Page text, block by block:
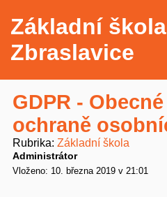
Základní škola
Zbraslavice
GDPR -
ochraně
Rubrika Základní škola
Administrátor
Vloženo: 10. března 2019 v 21:01